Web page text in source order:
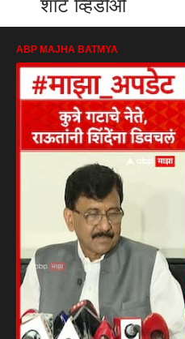
शॉर्ट व्हिडीओ
ABP MAJHA BATMYA